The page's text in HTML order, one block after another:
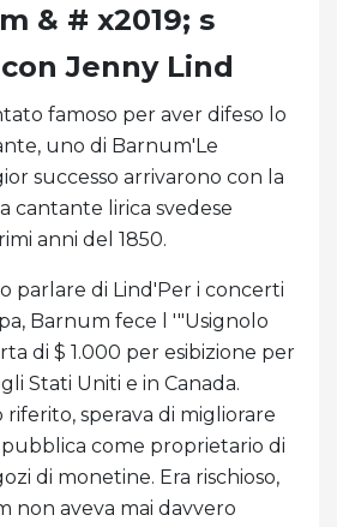
& # x2019; s
Jenny Lind
famoso per aver difeso lo
uno di Barnum'Le
successo arrivarono con la
cantante lirica svedese
anni del 1850.
parlare di Lind'Per i concerti
Barnum fece l '"Usignolo
di $ 1.000 per esibizione per
Stati Uniti e in Canada.
sperava di migliorare
pubblica come proprietario di
di monetine. Era rischioso,
non aveva mai davvero